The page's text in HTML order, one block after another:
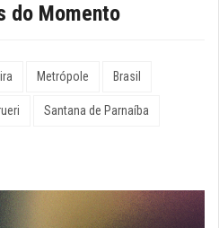
do Momento
Metrópole Brasil
Santana de Parnaíba